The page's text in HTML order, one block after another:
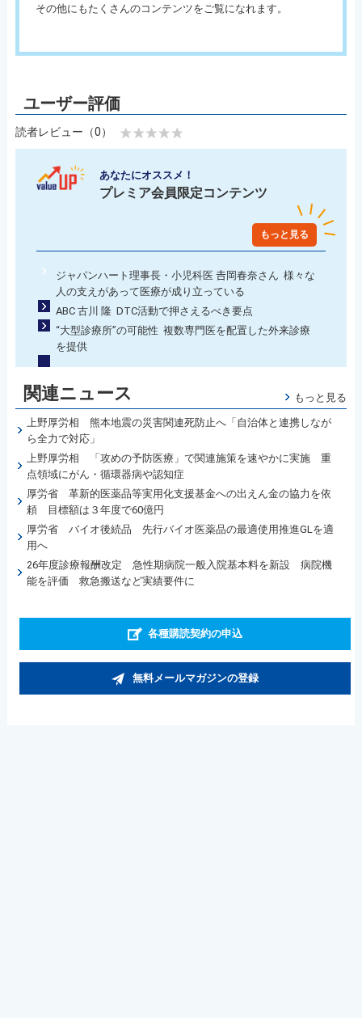
その他にもたくさんのコンテンツをご覧になれます。
読者レビュー（0）
あなたにオススメ！
プレミア会員限定コンテンツ
もっと見る
ジャパンハート理事長・小児科医 𠮷岡春奈さん 様々な
人の支えがあって医療が成り立っている
ABC 古川 隆 DTC活動で押さえるべき要点
“大型診療所”の可能性 複数専門医を配置した外来診療
を提供
関連ニュース もっと見る
上野厚労相 熊本地震の災害関連死防止へ「自治体と連携しなが
ら全力で対応」
上野厚労相 「攻めの予防医療」で関連施策を速やかに実施 重
点領域にがん・循環器病や認知症
厚労省 革新的医薬品等実用化支援基金への出えん金の協力を依
頼 目標額は３年度で60億円
厚労省 バイオ後続品 先行バイオ医薬品の最適使用推進GLを適
用へ
26年度診療報酬改定 急性期病院一般入院基本料を新設 病院機
能を評価 救急搬送など実績要件に
各種購読契約の申込
無料メールマガジンの登録